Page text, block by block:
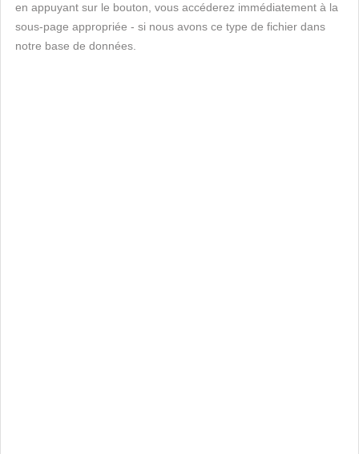
en appuyant sur le bouton, vous accéderez immédiatement à la
sous-page appropriée - si nous avons ce type de fichier dans
notre base de données.